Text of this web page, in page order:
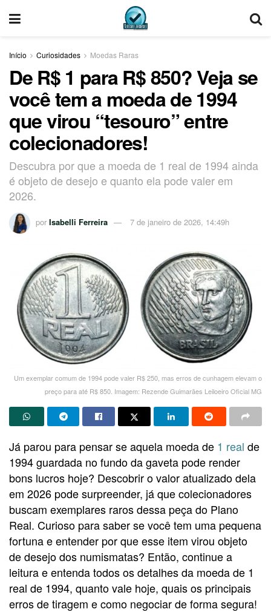
Início Curiosidades Moedas Raras
De R$ 1 para R$ 850? Veja se
você tem a moeda de 1994
que virou “tesouro” entre
colecionadores!
Descubra por que a moeda de 1 real de 1994 ainda
é objeto de desejo e quanto ela pode valer em
2026.
por Isabelli Ferreira 7 de janeiro de 2026, 14:49h
Um exemplar comum de 1994 pode valer R$ 250, mas erros de cunhagem elevam o
preço para até R$ 850. Imagem: Rezende Guimarães Leiloeiro Oficial MG
Já parou para pensar se aquela moeda de 1 real de
1994 guardada no fundo da gaveta pode render
bons lucros hoje? Descobrir o valor atualizado dela
em 2026 pode surpreender, já que colecionadores
buscam exemplares raros dessa peça do Plano
Real. Curioso para saber se você tem uma pequena
fortuna e entender por que esse item virou objeto
de desejo dos numismatas? Então, continue a
leitura e entenda todos os detalhes da moeda de 1
real de 1994, quanto vale hoje, quais os principais
erros de tiragem e como negociar de forma segura!